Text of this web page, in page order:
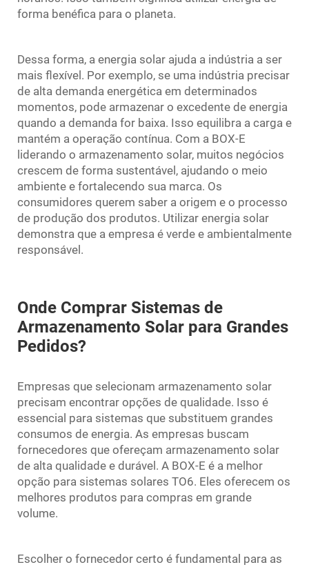
forma benéfica para o planeta.
Dessa forma, a energia solar ajuda a indústria a ser
mais flexível. Por exemplo, se uma indústria precisar
de alta demanda energética em determinados
momentos, pode armazenar o excedente de energia
quando a demanda for baixa. Isso equilibra a carga e
mantém a operação contínua. Com a BOX-E
liderando o armazenamento solar, muitos negócios
crescem de forma sustentável, ajudando o meio
ambiente e fortalecendo sua marca. Os
consumidores querem saber a origem e o processo
de produção dos produtos. Utilizar energia solar
demonstra que a empresa é verde e ambientalmente
responsável.
Onde Comprar Sistemas de
Armazenamento Solar para Grandes
Pedidos?
Empresas que selecionam armazenamento solar
precisam encontrar opções de qualidade. Isso é
essencial para sistemas que substituem grandes
consumos de energia. As empresas buscam
fornecedores que ofereçam armazenamento solar
de alta qualidade e durável. A BOX-E é a melhor
opção para sistemas solares TO6. Eles oferecem os
melhores produtos para compras em grande
volume.
Escolher o fornecedor certo é fundamental para as